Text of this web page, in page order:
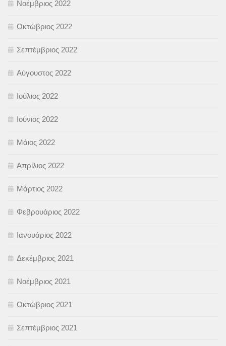
Νοέμβριος 2022
Οκτώβριος 2022
Σεπτέμβριος 2022
Αύγουστος 2022
Ιούλιος 2022
Ιούνιος 2022
Μάιος 2022
Απρίλιος 2022
Μάρτιος 2022
Φεβρουάριος 2022
Ιανουάριος 2022
Δεκέμβριος 2021
Νοέμβριος 2021
Οκτώβριος 2021
Σεπτέμβριος 2021